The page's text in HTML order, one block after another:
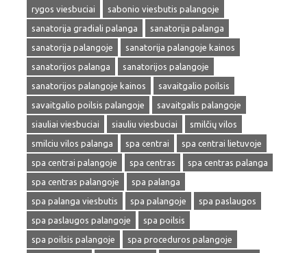
rygos viesbuciai
sabonio viesbutis palangoje
sanatorija gradiali palanga
sanatorija palanga
sanatorija palangoje
sanatorija palangoje kainos
sanatorijos palanga
sanatorijos palangoje
sanatorijos palangoje kainos
savaitgalio poilsis
savaitgalio poilsis palangoje
savaitgalis palangoje
siauliai viesbuciai
siauliu viesbuciai
smilčių vilos
smilciu vilos palanga
spa centrai
spa centrai lietuvoje
spa centrai palangoje
spa centras
spa centras palanga
spa centras palangoje
spa palanga
spa palanga viesbutis
spa palangoje
spa paslaugos
spa paslaugos palangoje
spa poilsis
spa poilsis palangoje
spa proceduros palangoje